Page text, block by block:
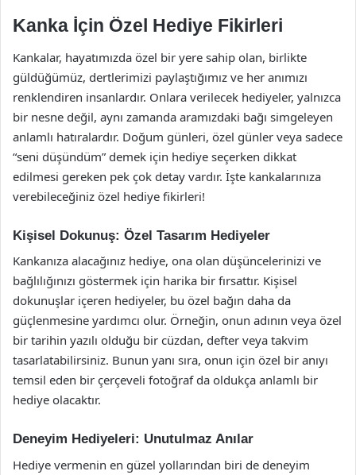
Kanka İçin Özel Hediye Fikirleri
Kankalar, hayatımızda özel bir yere sahip olan, birlikte
güldüğümüz, dertlerimizi paylaştığımız ve her anımızı
renklendiren insanlardır. Onlara verilecek hediyeler, yalnızca
bir nesne değil, aynı zamanda aramızdaki bağı simgeleyen
anlamlı hatıralardır. Doğum günleri, özel günler veya sadece
“seni düşündüm” demek için hediye seçerken dikkat
edilmesi gereken pek çok detay vardır. İşte kankalarınıza
verebileceğiniz özel hediye fikirleri!
Kişisel Dokunuş: Özel Tasarım Hediyeler
Kankanıza alacağınız hediye, ona olan düşüncelerinizi ve
bağlılığınızı göstermek için harika bir fırsattır. Kişisel
dokunuşlar içeren hediyeler, bu özel bağın daha da
güçlenmesine yardımcı olur. Örneğin, onun adının veya özel
bir tarihin yazılı olduğu bir cüzdan, defter veya takvim
tasarlatabilirsiniz. Bunun yanı sıra, onun için özel bir anıyı
temsil eden bir çerçeveli fotoğraf da oldukça anlamlı bir
hediye olacaktır.
Deneyim Hediyeleri: Unutulmaz Anılar
Hediye vermenin en güzel yollarından biri de deneyim